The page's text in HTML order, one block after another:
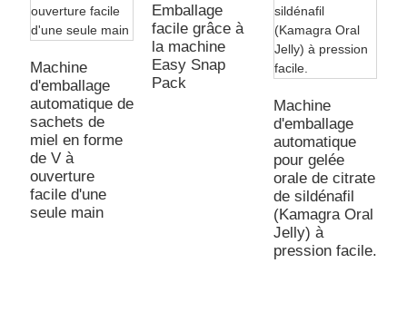
Machine
d'emballage
automatique de
sachets de
miel en forme
de V à
ouverture
facile d'une
seule main
Emballage
facile grâce à
la machine
Easy Snap
Pack
Machine
d'emballage
automatique
pour gelée
orale de citrate
de sildénafil
(Kamagra Oral
Jelly) à
pression facile.